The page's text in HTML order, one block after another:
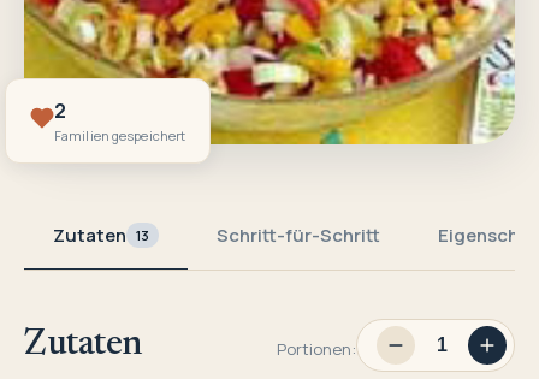
2
Familien gespeichert
Zutaten 13 Schritt-für-Schritt
Zutaten Portionen: